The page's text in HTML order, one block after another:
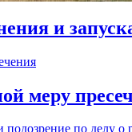
и
меру